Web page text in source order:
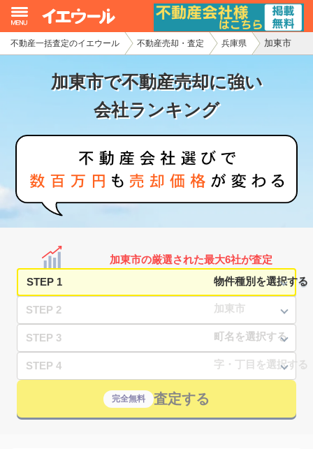
不動産一括査定のイエウール 不動産売却・査定 兵庫県 加東市
加東市で不動産売却に強い
会社ランキング
加東市の厳選された最大6社が査定
STEP 1
STEP 2
STEP 3
STEP 4
完全無料 査定する
イエウール加盟希望の不動産会社様
初めての方へ
不動産の売却・一括査定
家査定シミュレーター
お問い合わせ